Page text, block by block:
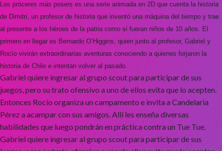
Los próceres más posers es una serie animada en 2D que cuenta la historia
de Dimitri, un profesor de historia que inventó una máquina del tiempo y trae
al presente a los héroes de la patria como si fueran niños de 10 años. El
primero en llegar es Bernardo O’Higgins, quien junto al profesor, Gabriel y
Rocío vivirán extraordinarias aventuras conociendo a quienes forjaron la
historia de Chile e intentan volver al pasado.
Gabriel quiere ingresar al grupo scout para participar de sus
juegos, pero su trato ofensivo a uno de ellos evita que lo acepten.
Entonces Rocío organiza un campamento e invita a Candelaria
Pérez a acampar con sus amigos. Allí les enseña diversas
habilidades que luego pondrán en práctica contra un Tue Tue.
Gabriel quiere ingresar al grupo scout para participar de sus